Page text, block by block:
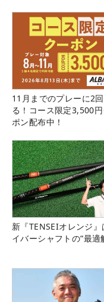
11月までのプレーに2回
る！コース限定3,500
ポン配布中！
新『TENSEIオレンジ』
イバーシャフトの“最適